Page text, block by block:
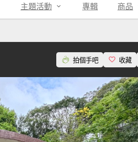
主題活動 專輯 商品
拍個手吧 收藏